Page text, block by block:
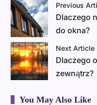
Previous
Dlaczego
do okna?
Next Article
Dlaczego
zewnątrz?
You May Also Like